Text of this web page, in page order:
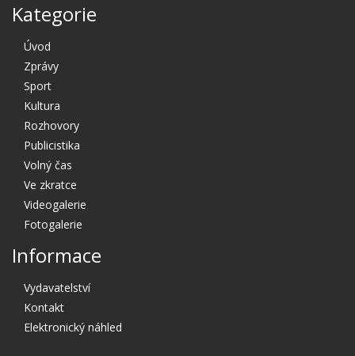
Kategorie
Úvod
Zprávy
Sport
Kultura
Rozhovory
Publicistika
Volný čas
Ve zkratce
Videogalerie
Fotogalerie
Informace
Vydavatelství
Kontakt
Elektronický náhled